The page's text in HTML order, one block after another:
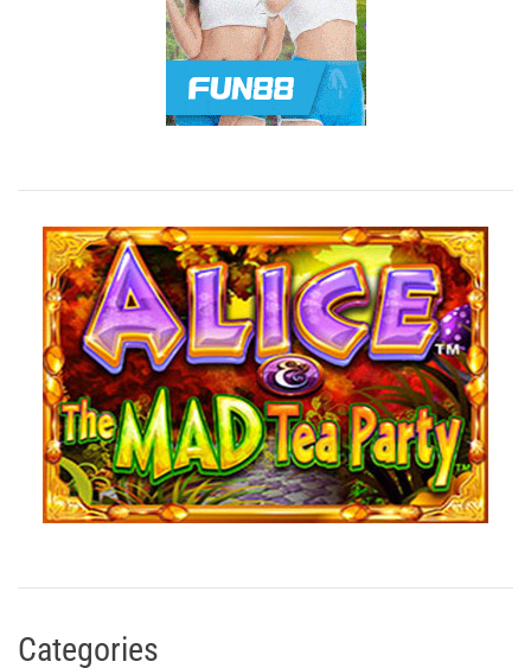
Categories